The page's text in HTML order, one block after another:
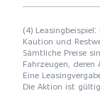
(4)
Kaution und
Sämtliche Preise
Fahrzeugen,
Eine
Die Aktion ist